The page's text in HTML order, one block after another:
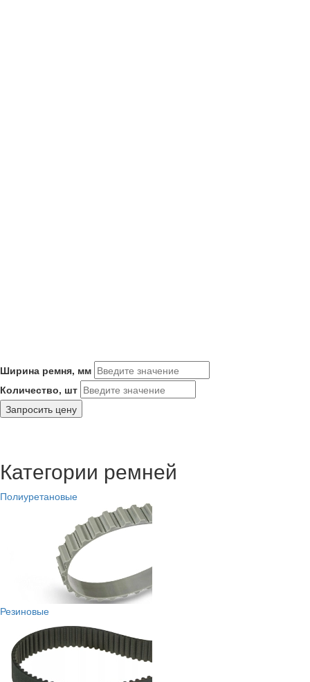
Ширина ремня, мм
Количество, шт
Запросить цену
Категории ремней
Полиуретановые
Резиновые